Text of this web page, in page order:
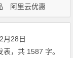
阿里云优惠
月28日
表，共 1587 字。